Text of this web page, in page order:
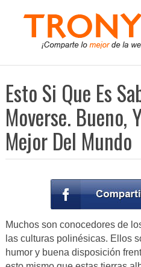
Esto Si Que Es
Moverse. Bueno,
Mejor Del Mundo
Muchos son conocedores de
las culturas polinésicas. Ellos
humor y buena disposición